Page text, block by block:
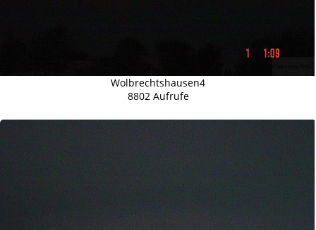
Wolbrechtshausen4
8802 Aufrufe